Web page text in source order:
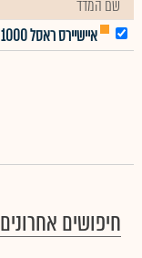
שם המדד
איישיירס ראסל 1000
חיפושים אחרונים